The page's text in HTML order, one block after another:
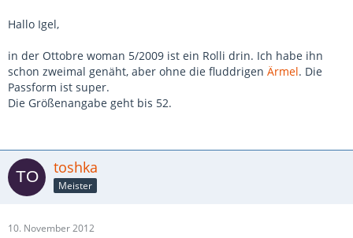
Hallo Igel,
in der Ottobre woman 5/2009 ist ein Rolli drin. Ich habe ihn
schon zweimal genäht, aber ohne die fluddrigen Ärmel. Die
Passform ist super.
Die Größenangabe geht bis 52.
toshka
Meister
10. November 2012